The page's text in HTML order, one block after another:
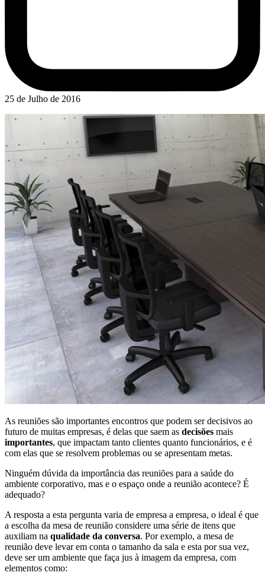
25 de Julho de 2016
As reuniões são importantes encontros que podem ser decisivos ao
futuro de muitas empresas, é delas que saem as decisões mais
importantes, que impactam tanto clientes quanto funcionários, e é
com elas que se resolvem problemas ou se apresentam metas.
Ninguém dúvida da importância das reuniões para a saúde do
ambiente corporativo, mas e o espaço onde a reunião acontece? É
adequado?
A resposta a esta pergunta varia de empresa a empresa, o ideal é que
a escolha da mesa de reunião considere uma série de itens que
auxiliam na qualidade da conversa. Por exemplo, a mesa de
reunião deve levar em conta o tamanho da sala e esta por sua vez,
deve ser um ambiente que faça jus à imagem da empresa, com
elementos como: